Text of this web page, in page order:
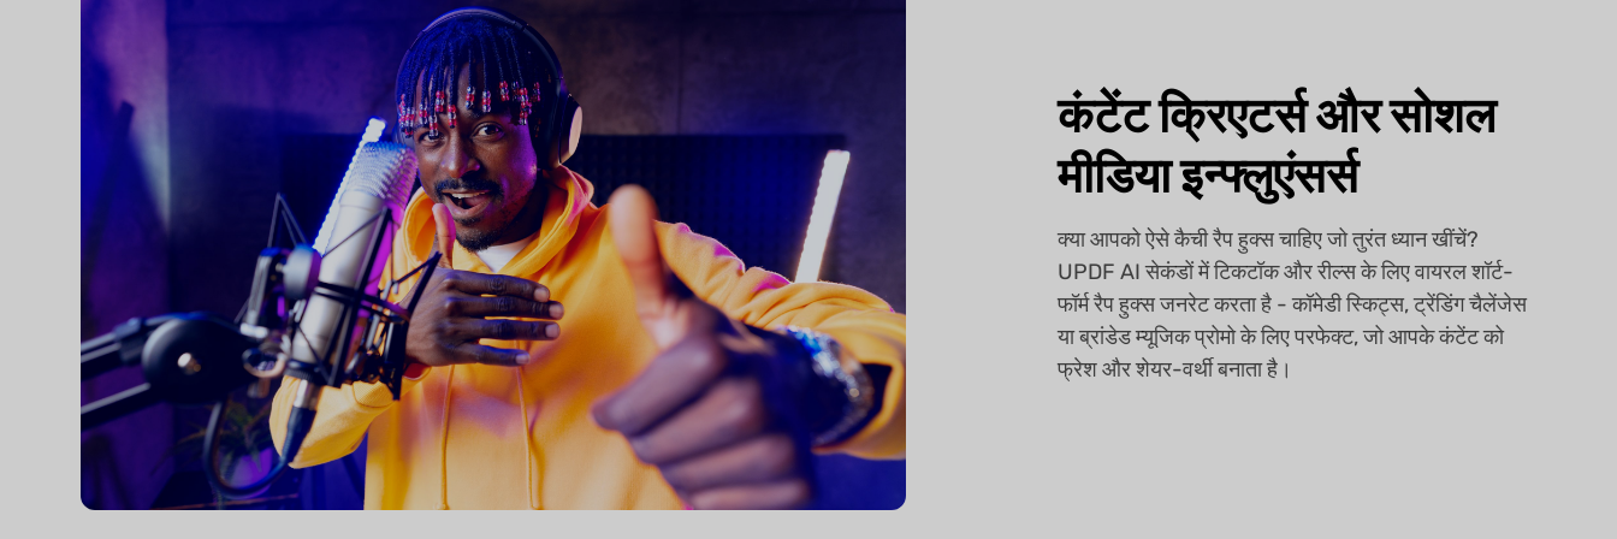
कंटेंट क्रिएटर्स और सोशल
मीडिया इन्फ्लुएंसर्स
क्या आपको ऐसे कैची रैप हुक्स चाहिए जो तुरंत ध्यान खींचें?
UPDF AI सेकंडों में टिकटॉक और रील्स के लिए वायरल शॉर्ट-
फॉर्म रैप हुक्स जनरेट करता है - कॉमेडी स्किट्स, ट्रेंडिंग चैलेंजेस
या ब्रांडेड म्यूजिक प्रोमो के लिए परफेक्ट, जो आपके कंटेंट को
फ्रेश और शेयर-वर्थी बनाता है।